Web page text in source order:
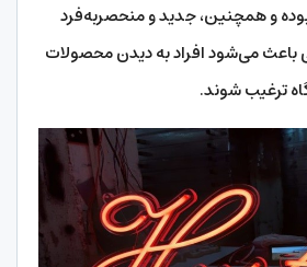
و همچنین، جدید و منحصربه‌فرد
باعث می‌شود افراد به دیدن محصولات
ترغیب شوند.